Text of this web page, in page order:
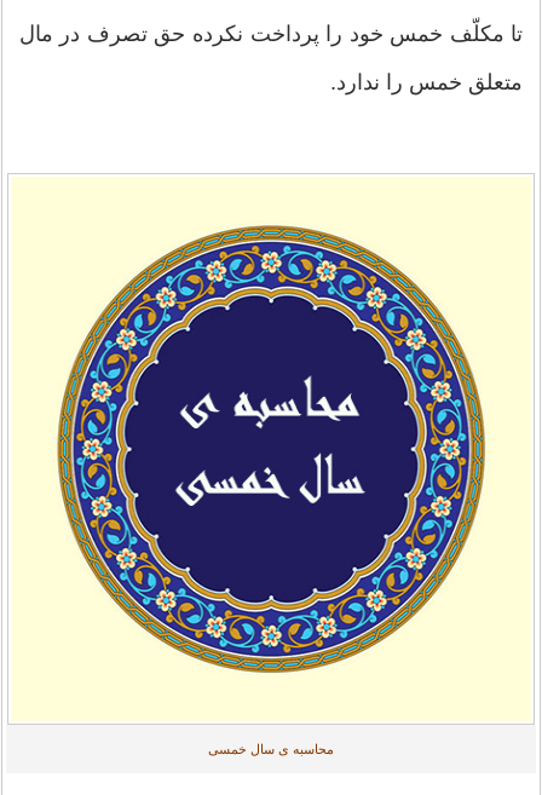
تا مکلّف خمس خود را پرداخت نکرده حق تصرف در مال
متعلق خمس را ندارد.
محاسبه ی سال خمسی